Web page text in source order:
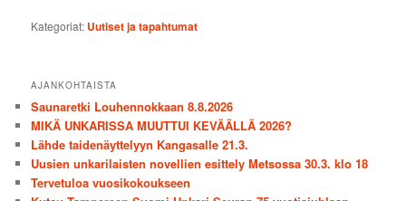
Kategoriat: Uutiset ja tapahtumat
AJANKOHTAISTA
Saunaretki Louhennokkaan 8.8.2026
MIKÄ UNKARISSA MUUTTUI KEVÄÄLLÄ 2026?
Lähde taidenäyttelyyn Kangasalle 21.3.
Uusien unkarilaisten novellien esittely Metsossa 30.3. klo 18
Tervetuloa vuosikokoukseen